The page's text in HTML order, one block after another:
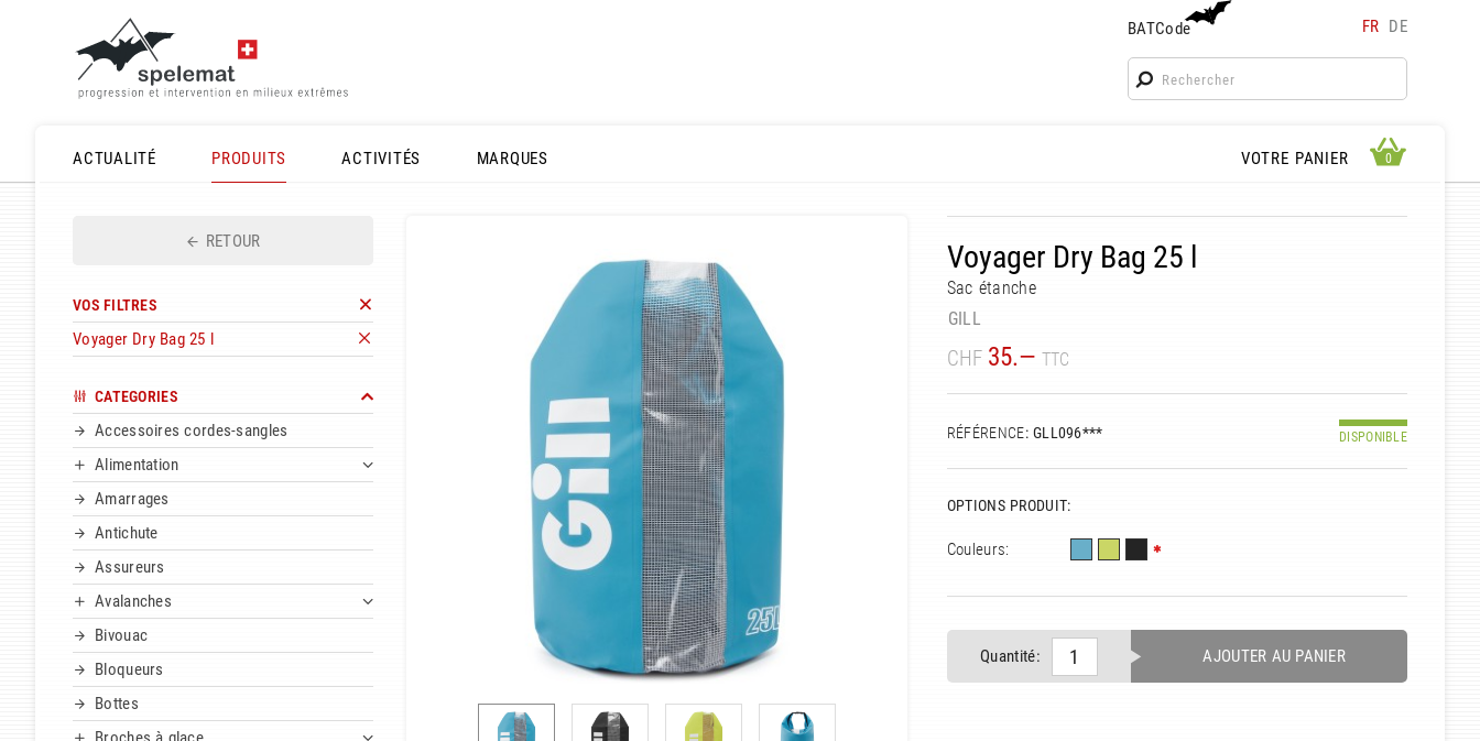
BATCode FR DE
BATCode
Rentrez votre BATCode et validez
ACTUALITÉ
PRODUITS ACTIVITÉS MARQUES VOTRE PANIER 0 0
RETOUR
VOS FILTRES
Voyager Dry Bag 25 l
CATEGORIES
Accessoires cordes-sangles
Alimentation
Amarrages
Antichute
Assureurs
Avalanches
Bivouac
Bloqueurs
Bottes
Voyager Dry Bag 25 l
Sac étanche
GILL
CHF 35.— TTC
RÉFÉRENCE: GLL096*** DISPONIBLE
OPTIONS PRODUIT:
Couleurs:
Quantité: AJOUTER AU PANIER